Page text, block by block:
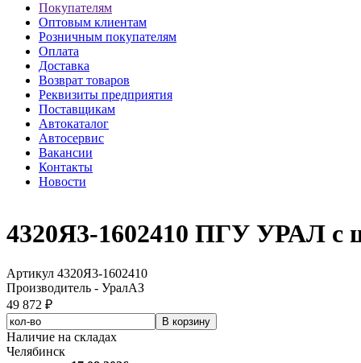
Покупателям
Оптовым клиентам
Розничным покупателям
Оплата
Доставка
Возврат товаров
Реквизиты предприятия
Поставщикам
Автокаталог
Автосервис
Вакансии
Контакты
Новости
4320Я3-1602410 ПГУ УРАЛ с
Артикул 4320Я3-1602410
Производитель - УралАЗ
49 872 ₽
Наличие на складах
Челябинск